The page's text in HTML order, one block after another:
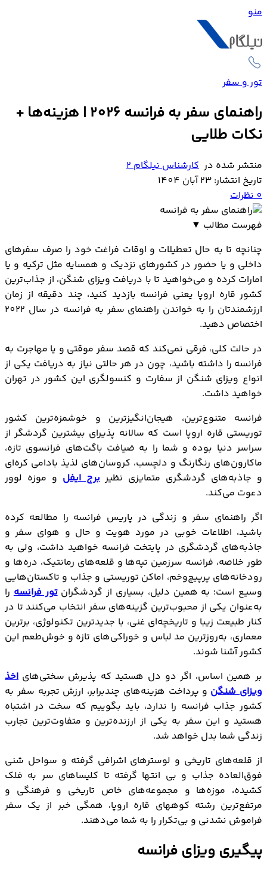
منو
تور و سفر
راهنمای سفر به فرانسه 2026 | هزینه‌ها +
نکات طلایی
منتشر شده در کارشناس نیلگام 2
تاریخ انتشار: 23 آبان 1404
0نظرات
فهرست مطالب ▼
پیگیری ویزای فرانسه
بهترین زمان سفر به فرانسه
کارهایی که باید در فرانسه انجام داد
هزینه‌های سفر به فرانسه
حمل و نقل در فرانسه
نکات تکمیلی سفر به فرانسه
چنانچه تا به حال تعطیلات و اوقات فراغت خود را صرف سفرهای
داخلی و یا حضور در کشورهای نزدیک و همسایه مثل ترکیه و یا
امارات کرده و می‌خواهید تا با دریافت ویزای شنگن، از جذاب‌ترین
کشور قاره اروپا یعنی فرانسه بازدید کنید، چند دقیقه از زمان
ارزشمندتان را به خواندن راهنمای سفر به فرانسه در سال 2022
اختصاص دهید.
در حالت کلی، فرقی نمی‌کند که قصد سفر موقتی و یا مهاجرت به
فرانسه را داشته باشید، چون در هر حالتی نیاز به دریافت یکی از
انواع ویزای شنگن از سفارت و کنسولگری این کشور در تهران
خواهید داشت.
فرانسه متنوع‌ترین، هیجان‌انگیزترین و خوشمزه‌ترین کشور
توریستی قاره اروپا است که سالانه پذیرای بیشترین گردشگر از
سراسر دنیا بوده و شما را به ضیافت باگت‌های فرانسوی تازه،
ماکارون‌های رنگارنگ و دلچسب، کروسان‌های لذیذ بادامی کره‌ای
و جاذبه‌های گردشگری متمایزی نظیربرج ایفل و موزه لوور
دعوت می‌کند.
اگر راهنمای سفر و زندگی در پاریس فرانسه را مطالعه کرده
باشید، اطلاعات خوبی در مورد هویت و حال و هوای سفر و
جاذبه‎‌های گردشگری در پایتخت فرانسه خواهید داشت، ولی به
طور خلاصه، فرانسه سرزمین تپه‌ها و قلعه‌های رمانتیک، دره‌ها و
رودخانه‌های پرپیچ‌وخم، اماکن توریستی و جذاب و تاکستان‌هایی
وسیع است؛ به همین دلیل، بسیاری از گردشگرانتور فرانسهرا
به‌عنوان یکی از محبوب‌ترین گزینه‌های سفر انتخاب می‌کنند تا در
کنار طبیعت زیبا و تاریخچه‌ای غنی، با جدیدترین تکنولوژی، برترین
معماری، به‌روزترین مد لباس و خوراکی‌های تازه و خوش‌طعم این
کشور آشنا شوند.
بر همین اساس، اگر دو دل هستید که پذیرش سختی‌های اخذ
ویزای شنگن و پرداخت هزینه‌های چندبرابر، ارزش تجربه سفر به
کشور جذاب فرانسه را ندارد، باید بگوییم که سخت در اشتباه
هستید و این سفر به یکی از ارزنده‌ترین و متفاوت‌ترین تجارب
زندگی شما بدل خواهد شد.
از قلعه‌های تاریخی و لوسترهای اشرافی گرفته و سواحل شنی
فوق‌العاده جذاب و بی انتها گرفته تا کلیساهای سر به فلک
کشیده، موزه‌ها و مجموعه‌های خاص تاریخی و فرهنگی و
مرتفع‌ترین رشته کوههای قاره اروپا، همگی خبر از یک سفر
فراموش نشدنی و بی‌تکرار را به شما می‌دهند.
پیگیری ویزای فرانسه